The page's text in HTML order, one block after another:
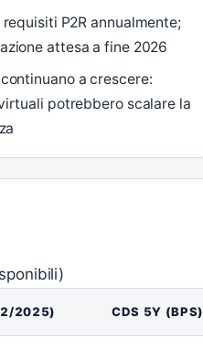
P2R annualmente;
attesa a fine 2026
a crescere:
potrebbero scalare la
2025) CDS 5Y (BPS)